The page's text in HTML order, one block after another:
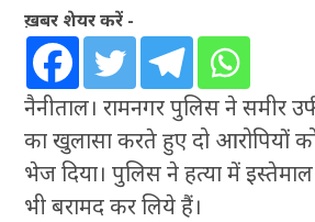
ख़बर शेयर करें -
नैनीताल। रामनगर पुलिस ने समीर
का खुलासा करते हुए दो आरोपियों
भेज दिया। पुलिस ने हत्या में
भी बरामद कर लिये हैं।